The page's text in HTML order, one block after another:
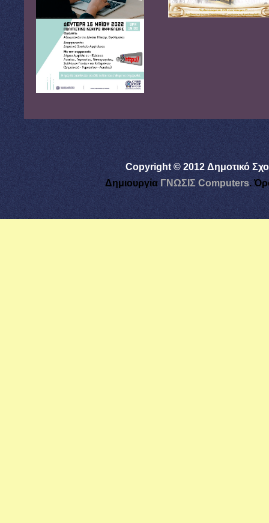
Copyright © 2012 Δημοτικό
Δημιουργία ΓΝΩΣΙΣ Computers.